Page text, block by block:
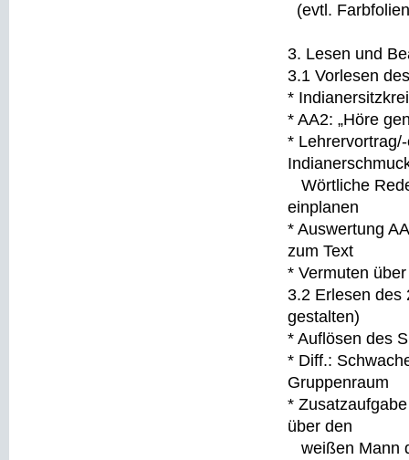
(evtl.
3. Lesen und
3.1 Vorlesen
*
* AA2: „Höre
*
Wörtliche
einplanen
* Auswertung
zum Text
* Vermuten
3.2 Erlesen des
gestalten)
* Auflösen des
* Diff.:
Gruppenraum
*
über den
weißen Mann